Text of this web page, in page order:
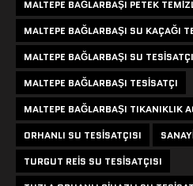
MALTEPE BAĞLARBAŞI PETEK
MALTEPE BAĞLARBAŞI SU KAÇAĞI
MALTEPE BAĞLARBAŞI SU
MALTEPE BAĞLARBAŞI TESISATÇI
MALTEPE BAĞLARBAŞI TIKANIKLIK
ORHANLI SU TESISATÇISI
TURGUT REIS SU TESISATÇISI